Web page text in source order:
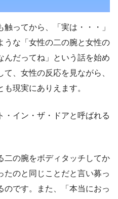
ってから、「実は・・・」
うな「女性の二の腕と女性の
んだってね」という話を始め
、女性の反応を見ながら、
現実にありえます。
・イン・ザ・ドアと呼ばれる
二の腕をボディタッチしてか
たのと同じことだと言い募っ
のです。また、「本当におっ